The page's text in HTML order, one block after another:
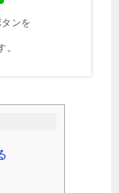
ンを
。